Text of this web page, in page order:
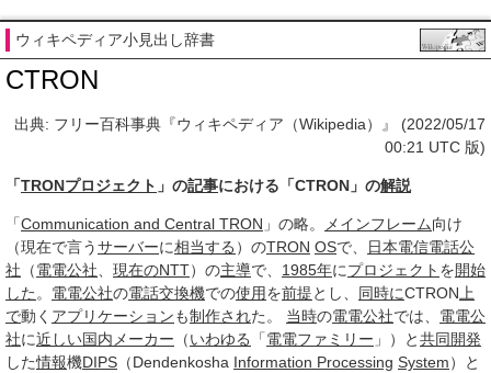
ウィキペディア小見出し辞書
CTRON
出典: フリー百科事典『ウィキペディア（Wikipedia）』 (2022/05/17
00:21 UTC 版)
「TRONプロジェクト 」の記事における「CTRON」の解説
「Communication and Central TRON 」の略。 メインフレーム向け
（現在で言うサーバーに相当する ）のTRON OSで、
日本電信電話公
社 （電電公社 現在のNTT）の主導で、 1985年にプロジェクト を開始
した 。 電電公社の電話交換機での使用を前提とし、 同時にCTRON 上
で動く アプリケーションも制作された。 当時の電電公社では、 電電公
社に近しい国内メーカー （いわゆる 「電電ファミリー 」）と共同開発
した情報機DIPS （Dendenkosha Information Processing System）と